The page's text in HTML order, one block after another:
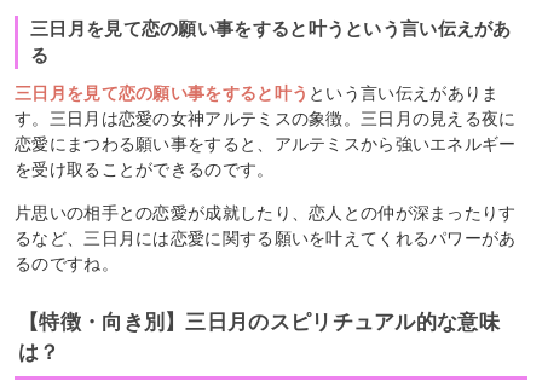
三日月を見て恋の願い事をすると叶うという言い伝えがあ
る
三日月を見て恋の願い事をすると叶う という言い伝えがありま
す。三日月は恋愛の女神アルテミスの象徴。三日月の見える夜に
恋愛にまつわる願い事をすると、アルテミスから強いエネルギー
を受け取ることができるのです。
片思いの相手との恋愛が成就したり、恋人との仲が深まったりす
るなど、三日月には恋愛に関する願いを叶えてくれるパワーがあ
るのですね。
【特徴・向き別】三日月のスピリチュアル的な意味
は？